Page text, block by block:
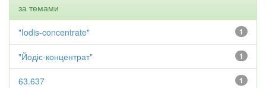
за темами
1
"Iodis-concentrate"
1
"Йодіс-концентрат"
1
63.637